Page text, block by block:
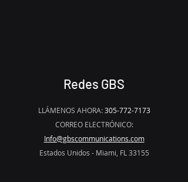
Redes GBS
LLÁMENOS AHORA: 305-772-7173
CORREO ELECTRÓNICO:
Info@gbscommunications.com
Estados Unidos - Miami, FL 33155